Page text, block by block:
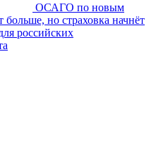
ОСАГО по новым
но страховка начнёт
российских